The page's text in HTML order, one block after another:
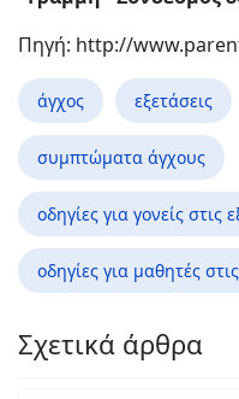
Πηγή: http://
άγχος εξετάσεις
συμπτώματα άγχους
οδηγίες για γονείς στις
οδηγίες για μαθητές
Σχετικά άρθρα